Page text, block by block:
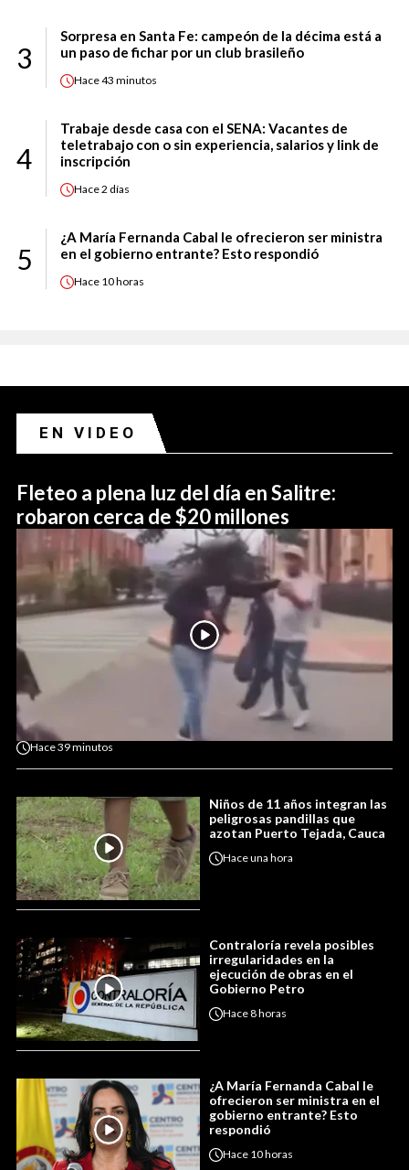
3
Sorpresa en Santa Fe: campeón de la décima está a
un paso de fichar por un club brasileño
Hace43 minutos
4
Trabaje desde casa con el SENA: Vacantes de
teletrabajo con o sin experiencia, salarios y link de
inscripción
Hace2 días
5
¿A María Fernanda Cabal le ofrecieron ser ministra
en el gobierno entrante? Esto respondió
Hace 10 horas
EN VIDEO
Fleteo a plena luz del día en Salitre:
robaron cerca de $20 millones
Hace39 minutos
Niños de 11 años integran las
peligrosas pandillas que
azotan Puerto Tejada, Cauca
Haceuna hora
Contraloría revela posibles
irregularidades en la
ejecución de obras en el
Gobierno Petro
Hace8 horas
¿A María Fernanda Cabal le
ofrecieron ser ministra en el
gobierno entrante? Esto
respondió
Hace 10 horas